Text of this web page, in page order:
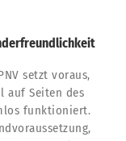
setzt voraus,
auf Seiten des
funktioniert.